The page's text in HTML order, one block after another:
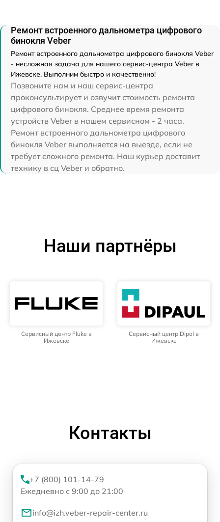
Ремонт встроенного дальнометра цифрового
бинокля Veber
Ремонт встроенного дальнометра цифрового бинокля Veber
- несложная задача для нашего сервис-центра Veber в
Ижевске. Выполним быстро и качественно!
Позвоните нам и наш сервис-центра
проконсультирует и озвучит стоимость ремонта
цифрового бинокля. Среднее время ремонта
устройств Veber в нашем сервисном - 2 часа.
Ремонт встроенного дальнометра цифрового
бинокля Veber выполняется на выезде, если не
требует сложного ремонта. Наш курьер доставит
технику в сц Veber и обратно.
Наши партнёры
Сервисный центр Fluke в
Ижевске
Сервисный центр Dipol в
Ижевске
Контакты
+7 (800) 101-14-79
Ежедневно с 9:00 до 21:00
info@izh.veber-repair-center.ru